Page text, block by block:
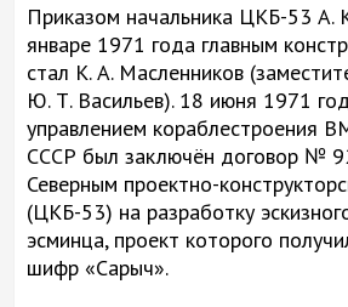
Приказом начальника ЦКБ-53 А.
январе 1971 года главным
стал К. А. Масленников
Ю. Т. Васильев). 18 июня 1971
управлением кораблестроения
СССР был заключён договор №
Северным проектно-
(ЦКБ-53) на разработку
эсминца, проект которого
шифр «Сарыч».